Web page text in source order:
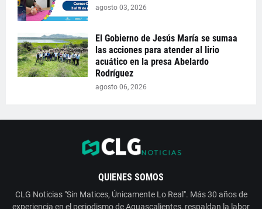
agosto 03, 2026
El Gobierno de Jesús María se sumaa
las acciones para atender al lirio
acuático en la presa Abelardo
Rodríguez
agosto 06, 2026
QUIENES SOMOS
CLG Noticias "Sin Matices, Únicamente Lo Real". Más 30 años de
experiencia en el periodismo de Aguascalientes, respaldan la labor